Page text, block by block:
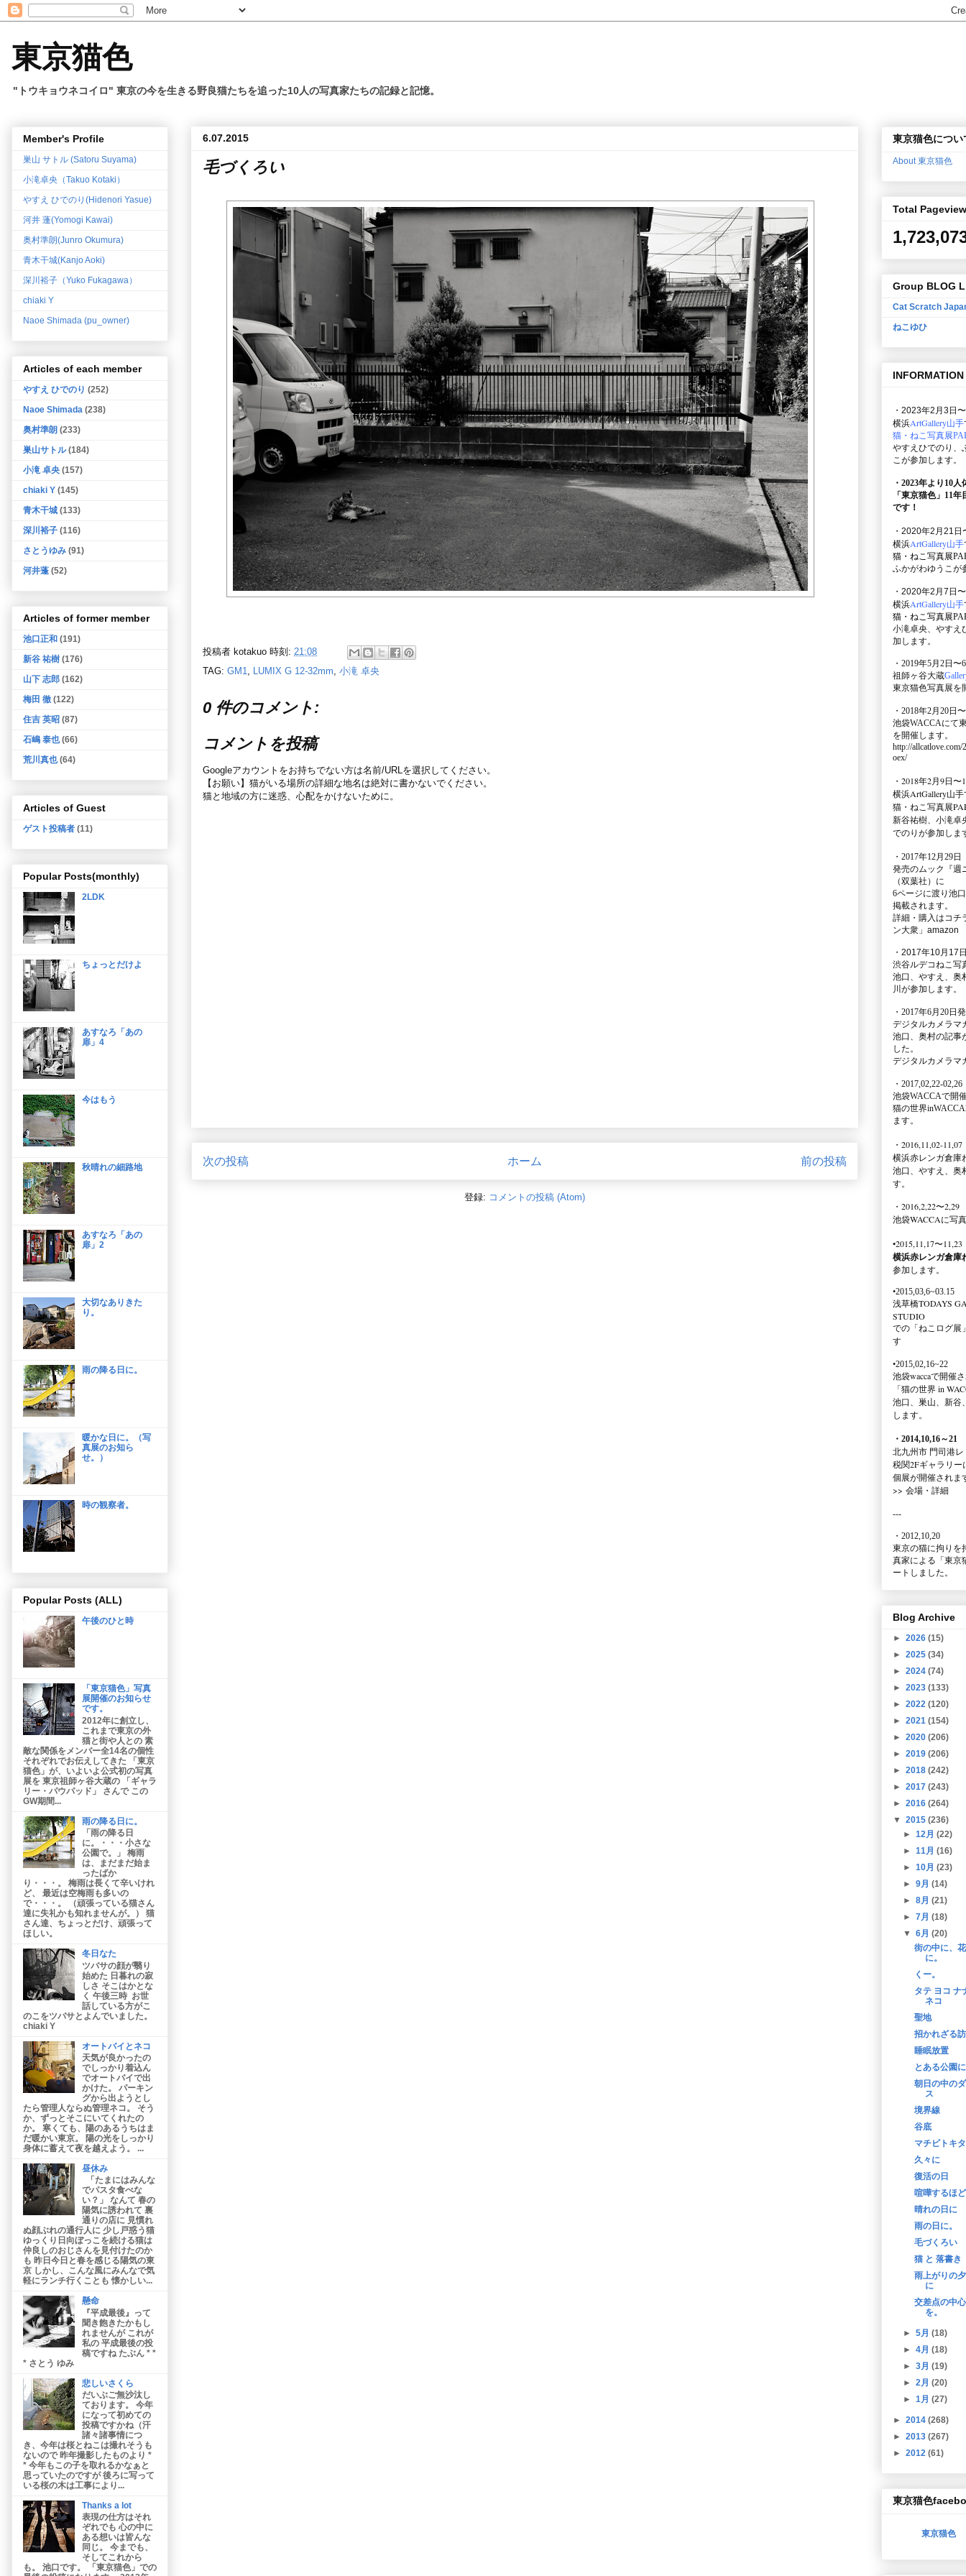
東京猫色
"トウキョウネコイロ" 東京の今を生きる野良猫たちを追った10人の写真家たちの記録と記憶。
6.07.2015
毛づくろい
投稿者 kotakuo 時刻: 21:08
TAG: GM1, LUMIX G 12-32mm, 小滝 卓央
0 件のコメント:
コメントを投稿
Googleアカウントをお持ちでない方は名前/URLを選択してください。
【お願い】猫がいる場所の詳細な地名は絶対に書かないでください。
猫と地域の方に迷惑、心配をかけないために。
次の投稿 前の投稿
ホーム
登録: コメントの投稿 (Atom)
Member's Profile
巣山 サトル (Satoru Suyama)
小滝卓央（Takuo Kotaki）
やすえ ひでのり(Hidenori Yasue)
河井 蓬(Yomogi Kawai)
奥村準朗(Junro Okumura)
青木干城(Kanjo Aoki)
深川裕子（Yuko Fukagawa）
chiaki Y
Naoe Shimada (pu_owner)
Articles of each member
やすえ ひでのり (252)
Naoe Shimada (238)
奥村準朗 (233)
巣山サトル (184)
小滝 卓央 (157)
chiaki Y (145)
青木干城 (133)
深川裕子 (116)
さとうゆみ (91)
河井蓬 (52)
Articles of former member
池口正和 (191)
新谷 祐樹 (176)
山下 志郎 (162)
梅田 徹 (122)
住吉 英昭 (87)
石嶋 泰也 (66)
荒川真也 (64)
Articles of Guest
ゲスト投稿者 (11)
Popular Posts(monthly)
2LDK
ちょっとだけよ
あすなろ「あの
扉」4
今はもう
秋晴れの細路地
あすなろ「あの
扉」2
大切なありきた
り。
雨の降る日に。
暖かな日に。（写
真展のお知ら
せ。）
時の観察者。
Popular Posts (ALL)
午後のひと時
「東京猫色」写真
展開催のお知らせ
です。
2012年に創立し、
これまで東京の外
猫と街や人との 素
敵な関係をメンバー全14名の個性
それぞれでお伝えしてきた 「東京
猫色」が、いよいよ公式初の写真
展を 東京祖師ヶ谷大蔵の 「ギャラ
リー・パウパッド」 さんで この
GW期間...
雨の降る日に。
「雨の降る日
に。・・・小さな
公園で。」 梅雨
は、まだまだ始ま
ったばか
り・・・。 梅雨は長くて辛いけれ
ど、 最近は空梅雨も多いの
で・・・。 （頑張っている猫さん
達に失礼かも知れませんが。） 猫
さん達、ちょっとだけ、頑張って
ほしい。
冬日なた
ツバサの顔が翳り
始めた 日暮れの寂
しさ そこはかとな
く 午後三時 お世
話している方がこ
のこをツバサとよんでいました。
chiaki Y
オートバイとネコ
天気が良かったの
でしっかり着込ん
でオートバイで出
かけた。 パーキン
グから出ようとし
たら管理人ならぬ管理ネコ。 そう
か、ずっとそこにいてくれたの
か。 寒くても、陽のあるうちはま
だ暖かい東京。 陽の光をしっかり
身体に蓄えて夜を越えよう。 ...
昼休み
「たまにはみんな
でパスタ食べな
い？」 なんて 春の
陽気に誘われて 裏
通りの店に 見慣れ
ぬ顔ぶれの通行人に 少し戸惑う猫
ゆっくり日向ぼっこを続ける猫は
仲良しのおじさんを見付けたのか
も 昨日今日と春を感じる陽気の東
京 しかし、こんな風にみんなで気
軽にランチ行くことも 懐かしい...
懸命
『平成最後』って
聞き飽きたかもし
れませんが これが
私の 平成最後の投
稿ですね たぶん * *
* さとう ゆみ
悲しいさくら
だいぶご無沙汰し
ております。 今年
になって初めての
投稿ですかね（汗
諸々諸事情につ
き、今年は桜とねこは撮れそうも
ないので 昨年撮影したものより *
* 今年もこの子を取れるかなぁと
思っていたのですが 後ろに写って
いる桜の木は工事により...
Thanks a lot
表現の仕方はそれ
ぞれでも 心の中に
ある想いは皆んな
同じ。 今までも、
そしてこれから
も。 池口です。 「東京猫色」での
東京猫色につい
About 東京猫色
Total
Group BLOG
Cat Scratch
ねこゆひ
INFORMATION
・2023年2月3日
横浜ArtGallery山手
猫・ねこ写真展
やすえひでのり、
こが参加します。
・2023年より10
「東京猫色」 11年
です！
・2020年2月21日
横浜ArtGallery山手
猫・ねこ写真展
ふかがわゆうこが
・2020年2月7日
横浜ArtGallery山手
猫・ねこ写真展
小滝卓央、やすえ
加します。
・2019年5月2日〜
祖師ヶ谷大蔵
東京猫色写真展を
・2018年2月20日
池袋WACCAにて
を開催します。
http://allcatlove.com/
oex/
・2018年2月9日〜
横浜ArtGallery山手
猫・ねこ写真展
新谷祐樹、小滝卓
でのりが参加しま
・ 2017年12月29日
発売のムック
『
（双葉社）に
6ページに渡り 池
掲載されます。
詳細・購入はコ
ン大衆」amazon
・2017年10月17
渋谷ルデコねこ写
池口、やすえ、奥
川が参加します。
・2017年6月20日
デジタルカメラマ
池口、奥村の記事
した。
デジタルカメラマ
・2017,02,22-02,26
池袋WACCAで開
猫の世界
ます。
・2016,11,02-11,07
横浜赤レンガ倉庫
池口、やすえ、奥
す。
・2016,2,22〜2,29
池袋WACCAに写
•2015,11,17〜11,23
横浜赤レンガ倉庫
参加します。
•2015,03,6~03.15
浅草橋TODAYS
STUDIO
での 「ねこログ展
す
•2015,02,16~22
池袋waccaで開催
「猫の世界 in
池口、巣山、新谷
します。
・2014,10,16～21
北九州市 門司港
税関2Fギャラリー
個展が開催されま
>> 会場・詳細
---
・2012,10,20
東京の猫に拘りを
真家による 「東
ートしました。
Blog Archive
► 2026 (15)
► 2025 (34)
► 2024 (74)
► 2023 (133)
► 2022 (120)
► 2021 (154)
► 2020 (206)
► 2019 (206)
► 2018 (242)
► 2017 (243)
► 2016 (264)
▼ 2015 (236)
►12月(22)
►11月(16)
►10月(23)
►9月(14)
►8月(21)
►7月(18)
▼6月(20)
街の中に、
に。
くー。
タテ ヨコ ナ
ネコ
聖地
招かれざる
睡眠放置
とある公園
朝日の中の
ス
境界線
谷底
マチビトキ
久々に
復活の日
喧嘩するほ
晴れの日に
雨の日に。
毛づくろい
猫 と 落書き
雨上がりの
に
交差点の中
を。
►5月(18)
►4月(18)
►3月(19)
►2月(20)
►1月(27)
► 2014 (268)
► 2013 (267)
► 2012 (61)
東京猫色
東京猫色